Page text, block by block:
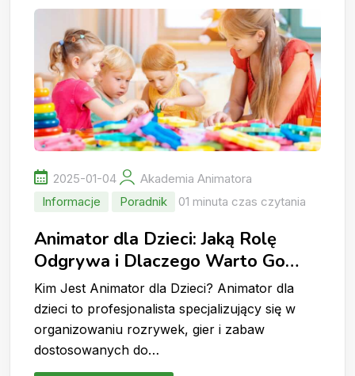
2025-01-04
Akademia Animatora
Informacje
Poradnik 01 minuta czas czytania
Animator dla Dzieci: Jaką Rolę
Odgrywa i Dlaczego Warto Go
Wynająć?
Kim Jest Animator dla Dzieci? Animator dla
dzieci to profesjonalista specjalizujący się w
organizowaniu rozrywek, gier i zabaw
dostosowanych do…